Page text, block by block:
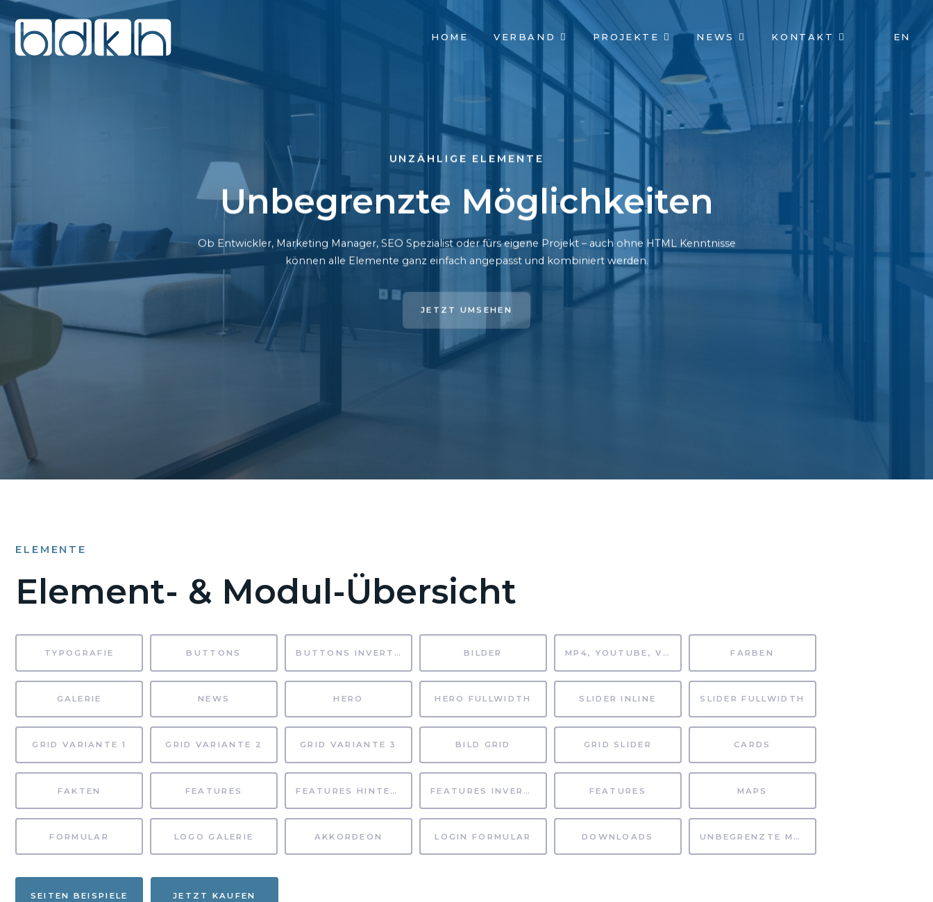
NAVIGATION
ÜBERSPRINGEN
HOME VERBAND PROJEKTE NEWS KONTAKT EN
UNZÄHLIGE ELEMENTE
Unbegrenzte Möglichkeiten
Ob Entwickler, Marketing Manager, SEO Spezialist oder fürs eigene Projekt – auch ohne HTML Kenntnisse
können alle Elemente ganz einfach angepasst und kombiniert werden.
JETZT UMSEHEN
ELEMENTE
Element- & Modul-Übersicht
TYPOGRAFIE BUTTONS BUTTONS INVERTIERT BILDER MP4, YOUTUBE, VIMEO FARBEN
GALERIE NEWS HERO HERO FULLWIDTH SLIDER INLINE SLIDER FULLWIDTH
GRID VARIANTE 1 GRID VARIANTE 2 GRID VARIANTE 3 BILD GRID GRID SLIDER CARDS
FAKTEN FEATURES FEATURES HINTERGRUND FEATURES INVERTIERT FEATURES MAPS
FORMULAR LOGO GALERIE AKKORDEON LOGIN FORMULAR DOWNLOADS UNBEGRENZTE MÖGLICHKEITEN
SEITEN BEISPIELE JETZT KAUFEN